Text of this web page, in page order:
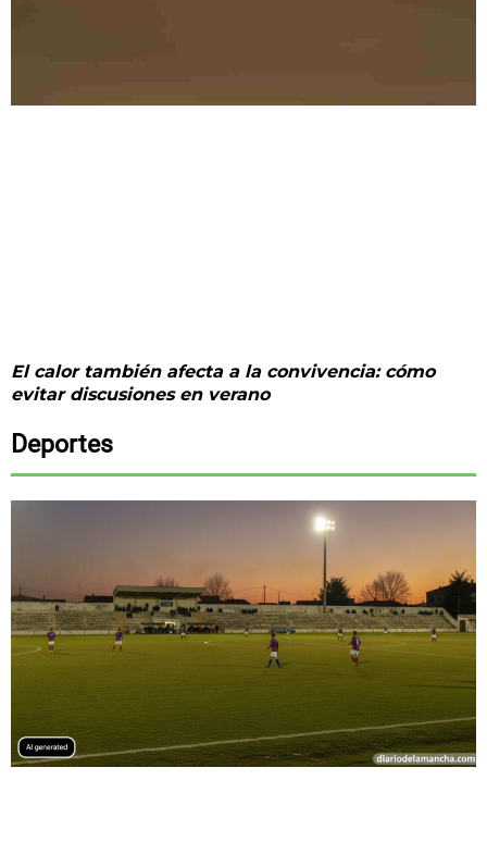
El calor también afecta a la convivencia: cómo
evitar discusiones en verano
Deportes